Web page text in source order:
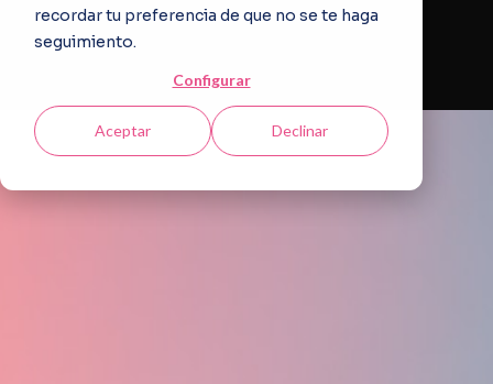
recordar tu preferencia de que no se te haga
seguimiento.
Configurar
Aceptar Declinar